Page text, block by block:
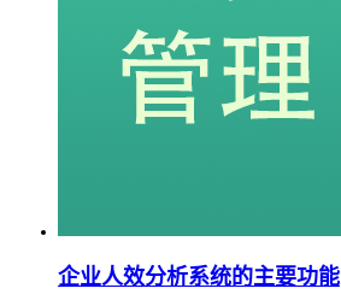
企业人效分析系统的主要功能